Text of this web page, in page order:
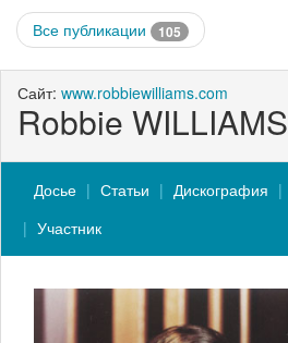
Все публикации 105
Сайт: www.robbiewilliams.com
Robbie WILLIAMS
Досье Статьи Дискография
Участник